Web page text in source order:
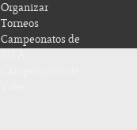
Organizar
Torneos
Campeonatos de